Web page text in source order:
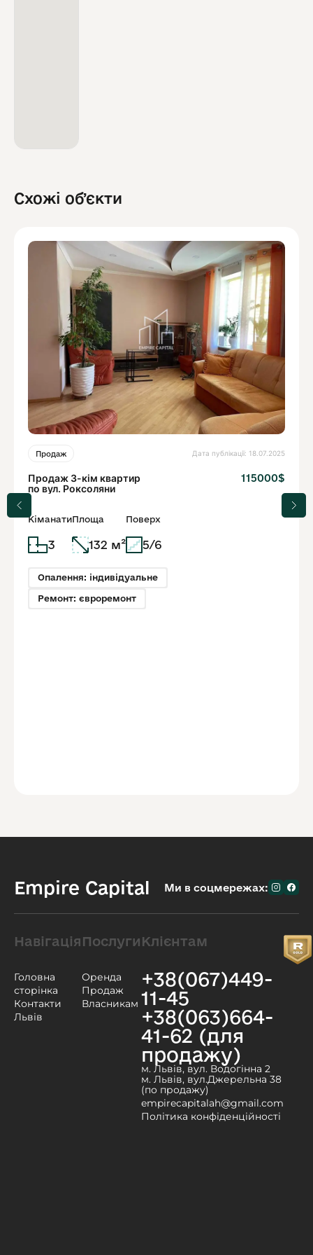
Схожі обʼєкти
Продаж Дата публікації: 18.07.2025
Продаж 3-кім квартир
по вул. Роксоляни
115000$
Кіманати
3
Площа
132 м²
Поверх
5/6
Опалення: індивідуальне
Ремонт: євроремонт
Empire Capital Ми в соцмережах:
Навігація
Головна
сторінка
Контакти
Львів
Послуги
Оренда
Продаж
Власникам
Клієнтам
+38(067)449-
11-45
+38(063)664-
41-62 (для
продажу)
м. Львів, вул. Водогінна 2
м. Львів, вул.Джерельна 38
(по продажу)
empirecapitalah@gmail.com
Політика конфіденційності